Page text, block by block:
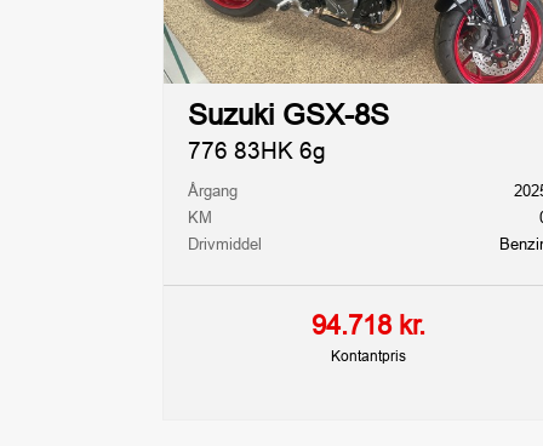
Suzuki GSX-8S
776 83HK 6g
94.718 kr.
Kontantpris
Årgang
KM
Drivmiddel